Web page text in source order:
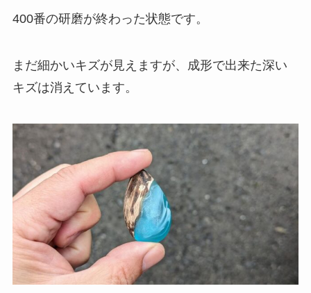
400番の研磨が終わった状態です。
まだ細かいキズが見えますが、成形で出来た深い
キズは消えています。